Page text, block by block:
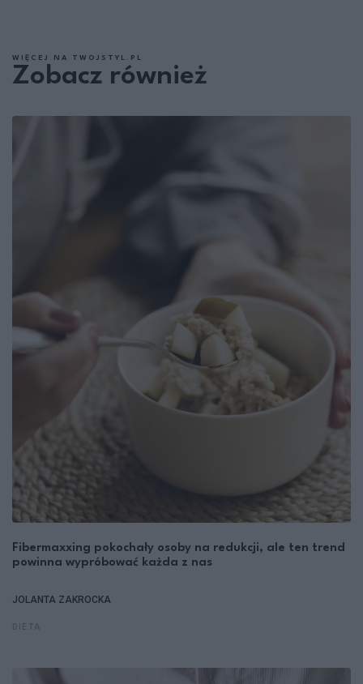
WIĘCEJ NA TWOJSTYL.PL
Zobacz również
Fibermaxxing pokochały osoby na redukcji, ale ten trend
powinna wypróbować każda z nas
JOLANTA ZAKROCKA